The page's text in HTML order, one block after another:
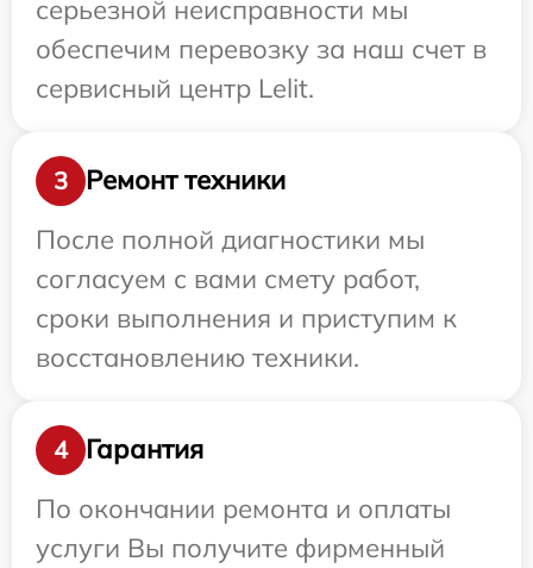
серьезной неисправности мы
обеспечим перевозку за наш счет в
сервисный центр Lelit.
3
Ремонт техники
После полной диагностики мы
согласуем с вами смету работ,
сроки выполнения и приступим к
восстановлению техники.
4
Гарантия
По окончании ремонта и оплаты
услуги Вы получите фирменный